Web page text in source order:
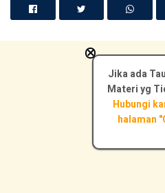
Jika ada
Materi yg
Hubungi
halaman
×